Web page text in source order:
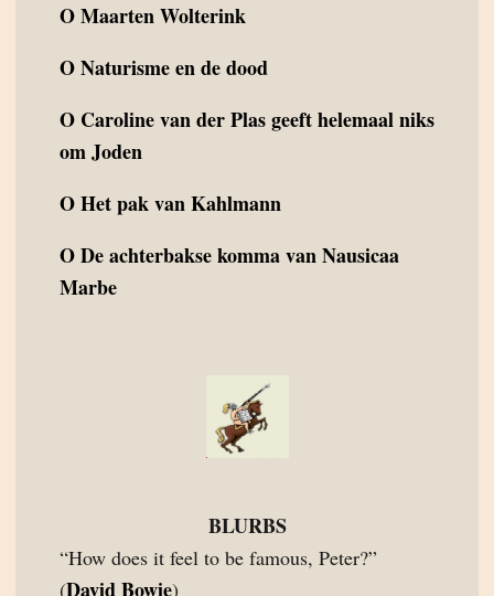
OMaarten Wolterink
ONaturisme en de dood
O Caroline van der Plas geeft helemaal niks
om Joden
OHet pak van Kahlmann
ODe achterbakse komma van Nausicaa
Marbe
BLURBS
“How does it feel to be famous, Peter?”
(David Bowie)